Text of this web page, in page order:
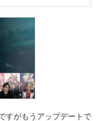
すがもうアップデートで